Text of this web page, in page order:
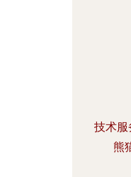
技术服
熊